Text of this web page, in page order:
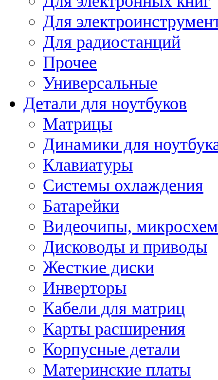
Для
Для радиостанций
Прочее
Универсальные
Детали для ноутбуков
Матрицы
Динамики для
Клавиатуры
Системы охлаждения
Батарейки
Видеочипы,
Дисководы и приводы
Жесткие диски
Инверторы
Кабели для матриц
Карты расширения
Корпусные детали
Материнские платы